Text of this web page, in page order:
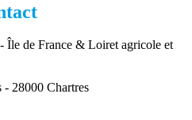
Île de France & Loiret agricole et
- 28000 Chartres